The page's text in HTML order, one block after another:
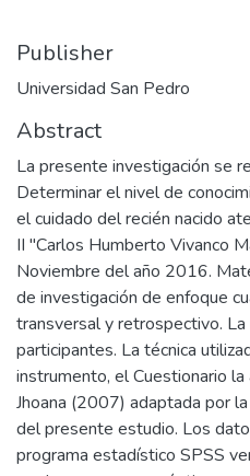
Publisher
Universidad San Pedro
Abstract
La presente investigación se
Determinar el nivel de
el cuidado del recién nacido
II "Carlos Humberto Vivanco
Noviembre del año 2016.
de investigación de enfoque
transversal y retrospectivo.
participantes. La técnica
instrumento, el Cuestionario
Jhoana (2007) adaptada por
del presente estudio. Los
programa estadístico SPSS